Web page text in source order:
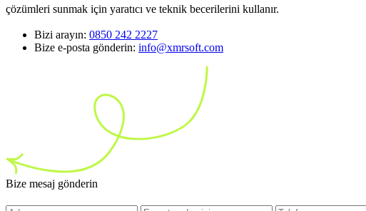
çözümleri sunmak için yaratıcı ve teknik becerilerini kullanır.
Bizi arayın: 0850 242 2227
Bize e-posta gönderin: info@xmrsoft.com
Bize mesaj gönderin